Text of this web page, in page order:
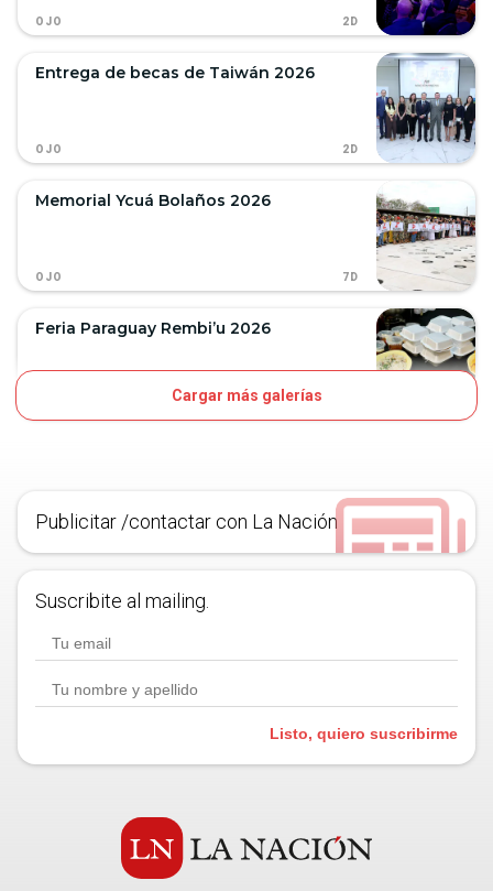
OJO 2D
Entrega de becas de Taiwán 2026
OJO 2D
Memorial Ycuá Bolaños 2026
OJO 7D
Feria Paraguay Rembi’u 2026
Cargar más galerías
Publicitar /contactar con La Nación
Suscribite al mailing.
Listo, quiero suscribirme